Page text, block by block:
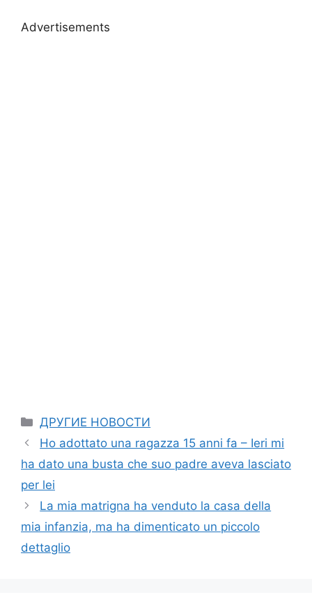
Advertisements
Categories
ДРУГИЕ НОВОСТИ
Ho adottato una ragazza 15 anni fa – Ieri mi
ha dato una busta che suo padre aveva lasciato
per lei
La mia matrigna ha venduto la casa della
mia infanzia, ma ha dimenticato un piccolo
dettaglio